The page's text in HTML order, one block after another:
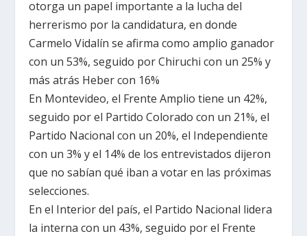
otorga un papel importante a la lucha del
herrerismo por la candidatura, en donde
Carmelo Vidalín se afirma como amplio ganador
con un 53%, seguido por Chiruchi con un 25% y
más atrás Heber con 16%
En Montevideo, el Frente Amplio tiene un 42%,
seguido por el Partido Colorado con un 21%, el
Partido Nacional con un 20%, el Independiente
con un 3% y el 14% de los entrevistados dijeron
que no sabían qué iban a votar en las próximas
selecciones.
En el Interior del país, el Partido Nacional lidera
la interna con un 43%, seguido por el Frente